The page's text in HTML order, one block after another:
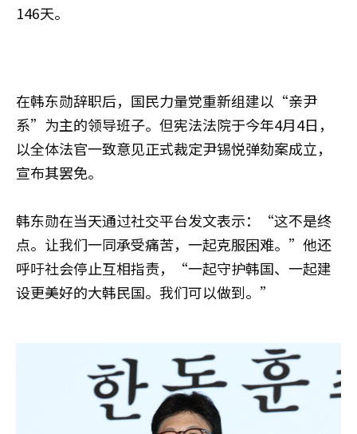
146天。
在韩东勋辞职后，国民力量党重新组建以“亲尹
系”为主的领导班子。但宪法法院于今年4月4日，
以全体法官一致意见正式裁定尹锡悦弹劾案成立，
宣布其罢免。
韩东勋在当天通过社交平台发文表示：“这不是终
点。让我们一同承受痛苦，一起克服困难。”他还
呼吁社会停止互相指责，“一起守护韩国、一起建
设更美好的大韩民国。我们可以做到。”